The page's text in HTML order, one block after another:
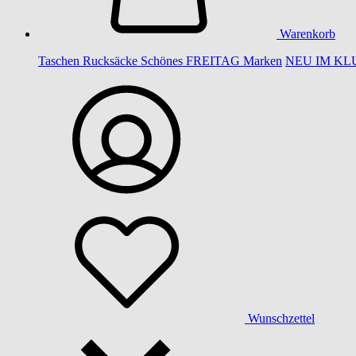
Warenkorb
Taschen Rucksäcke Schönes FREITAG Marken NEU IM
Wunschzettel